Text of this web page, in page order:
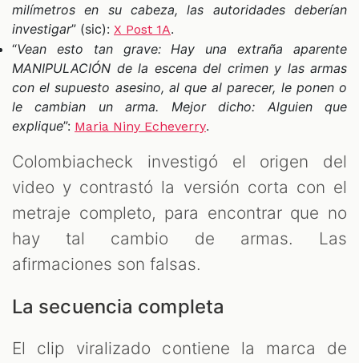
milímetros en su cabeza, las autoridades deberían
investigar” (sic): X Post 1A.
“Vean esto tan grave: Hay una extraña aparente
MANIPULACIÓN de la escena del crimen y las armas
con el supuesto asesino, al que al parecer, le ponen o
le cambian un arma. Mejor dicho: Alguien que
explique”: Maria Niny Echeverry.
Colombiacheck investigó el origen del
video y contrastó la versión corta con el
metraje completo, para encontrar que no
hay tal cambio de armas. Las
afirmaciones son falsas.
La secuencia completa
El clip viralizado contiene la marca de